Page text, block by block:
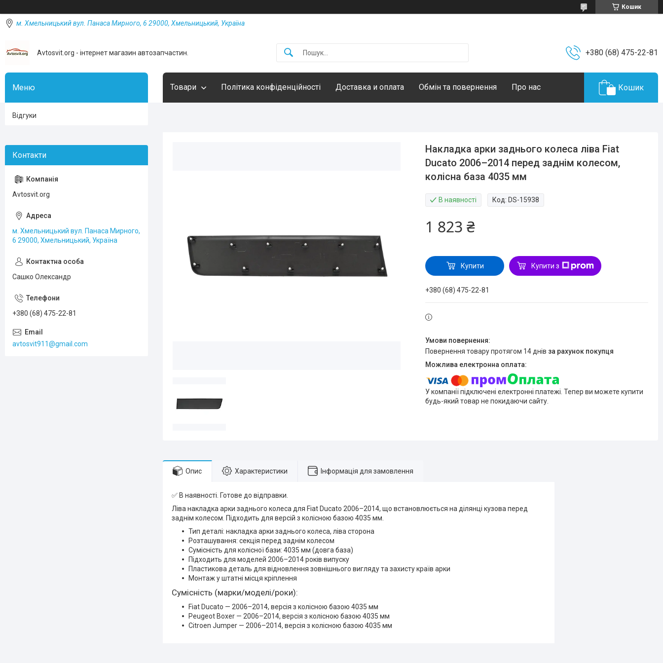
Кошик
м. Хмельницький вул. Панаса Мирного, 6 29000, Хмельницький, Україна
Avtosvit.org - інтернет магазин автозапчастин. +380 (68) 475-22-81
Товари Політика конфіденційності Доставка и оплата Обмін та повернення Про нас Кошик
Накладка арки заднього колеса ліва Fiat
Ducato 2006–2014 перед заднім колесом,
колісна база 4035 мм
В наявності Код: DS-15938
1 823 ₴
Купити Купити з
+380 (68) 475-22-81
повернення товару протягом 14 днів за рахунок покупця
У компанії підключені електронні платежі. Тепер ви можете купити
будь-який товар не покидаючи сайту.
Опис Характеристики Інформація для замовлення
✅ В наявності. Готове до відправки.
Ліва накладка арки заднього колеса для Fiat Ducato 2006–2014, що встановлюється на ділянці кузова перед
заднім колесом. Підходить для версій з колісною базою 4035 мм.
Тип деталі: накладка арки заднього колеса, ліва сторона
Розташування: секція перед заднім колесом
Сумісність для колісної бази: 4035 мм (довга база)
Підходить для моделей 2006–2014 років випуску
Пластикова деталь для відновлення зовнішнього вигляду та захисту країв арки
Монтаж у штатні місця кріплення
Сумісність (марки/моделі/роки):
Fiat Ducato — 2006–2014, версія з колісною базою 4035 мм
Peugeot Boxer — 2006–2014, версія з колісною базою 4035 мм
Citroen Jumper — 2006–2014, версія з колісною базою 4035 мм
Відгуки
Avtosvit.org
м. Хмельницький вул. Панаса Мирного,
6 29000, Хмельницький, Україна
Сашко Олександр
+380 (68) 475-22-81
avtosvit911@gmail.com